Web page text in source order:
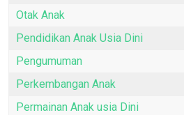
Otak Anak
Pendidikan Anak Usia Dini
Pengumuman
Perkembangan Anak
Permainan Anak usia Dini